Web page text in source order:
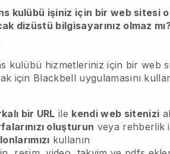
kulübü işiniz için bir web sitesi
dizüstü bilgisayarınız olmaz
kulübü hizmetleriniz için bir web
için Blackbell uygulamasını
bir URL ile kendi web sitenizi
oluşturun veya rehberlik
kullanın